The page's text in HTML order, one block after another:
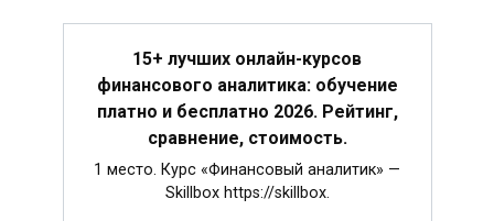
15+ лучших онлайн-курсов
финансового аналитика: обучение
платно и бесплатно 2026. Рейтинг,
сравнение, стоимость.
1 место. Курс «Финансовый аналитик» —
Skillbox https://skillbox.